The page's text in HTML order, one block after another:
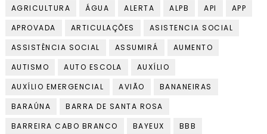
AGRICULTURA
ÁGUA ALERTA ALPB API
APP
APROVADA
ARTICULAÇÕES
ASISTENCIA SOCIAL
ASSISTÊNCIA SOCIAL
ASSUMIRÁ
AUMENTO
AUTISMO
AUTO ESCOLA
AUXÍLIO
AUXÍLIO EMERGENCIAL
AVIÃO
BANANEIRAS
BARAÚNA
BARRA DE SANTA ROSA
BARREIRA CABO BRANCO
BAYEUX
BBB